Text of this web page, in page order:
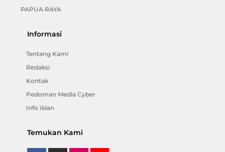
PAPUA RAYA
Informasi
Tentang Kami
Redaksi
Kontak
Pedoman Media Cyber
Info Iklan
Temukan Kami